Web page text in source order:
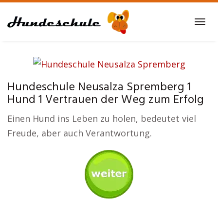
to
Hundeschule Neusalza Spremberg 1
Hund 1 Vertrauen der Weg zum Erfolg
Einen Hund ins Leben zu holen, bedeutet viel
Freude, aber auch Verantwortung.